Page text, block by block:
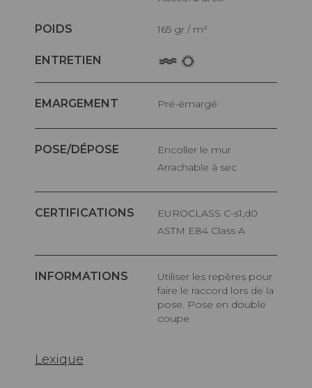
POIDS 165 gr / m²
ENTRETIEN
EMARGEMENT Pré-émargé
POSE/DÉPOSE
Encoller le mur
Arrachable à sec
CERTIFICATIONS
EUROCLASS C-s1,d0
ASTM E84 Class A
INFORMATIONS
Utiliser les repères pour
faire le raccord lors de la
pose. Pose en double
coupe
Lexique